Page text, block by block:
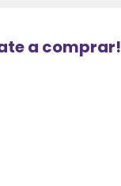
a comprar!